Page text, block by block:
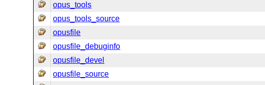
opus_tools
opus_tools_source
opusfile
opusfile_debuginfo
opusfile_devel
opusfile_source